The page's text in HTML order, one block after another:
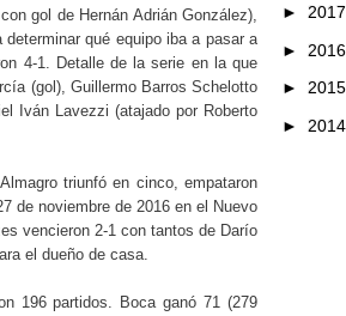
gol de Hernán Adrián González),
qué equipo iba a pasar a
4-1. Detalle de la serie en la que
(gol), Guillermo Barros Schelotto
Iván Lavezzi (atajado por Roberto
triunfó en cinco, empataron
de noviembre de 2016 en el Nuevo
vencieron 2-1 con tantos de Darío
el dueño de casa.
196 partidos. Boca ganó 71 (279
►
►
►
►